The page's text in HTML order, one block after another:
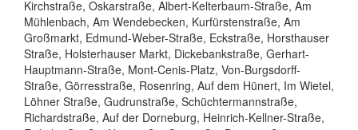
Kirchstraße, Oskarstraße, Albert-Kelterbaum-Straße, Am
Mühlenbach, Am Wendebecken, Kurfürstenstraße, Am
Großmarkt, Edmund-Weber-Straße, Eckstraße, Horsthauser
Straße, Holsterhauser Markt, Dickebankstraße, Gerhart-
Hauptmann-Straße, Mont-Cenis-Platz, Von-Burgsdorff-
Straße, Görresstraße, Rosenring, Auf dem Hünert, Im Wietel,
Löhner Straße, Gudrunstraße, Schüchtermannstraße,
Richardstraße, Auf der Dorneburg, Heinrich-Kellner-Straße,